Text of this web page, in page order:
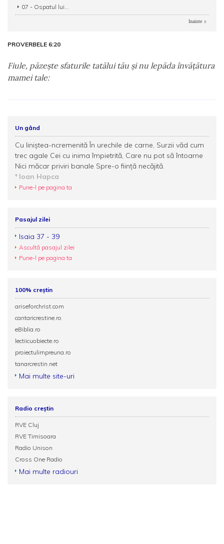
07 - Ospatul lui...
Inainte
PROVERBELE 6:20
Fiule, păzeşte sfaturile tatălui tău şi nu lepăda învăţătura
mamei tale:
Un gând
Cu liniștea-ncremenită În urechile de carne, Surzii văd cum
trec agale Cei cu inima împietrită, Care nu pot să întoarne
Nici măcar priviri banale Spre-o ființă necăjită.
Ioan Hapca
Pune-l pe pagina ta
Pasajul zilei
Isaia 37 - 39
Ascultă pasajul zilei
Pune-l pe pagina ta
100% creștin
ariseforchrist.com
cantaricrestine.ro
eBiblia.ro
lectiicuobiecte.ro
proiectulimpreuna.ro
tanarcrestin.net
Mai multe site-uri
Radio creștin
RVE Cluj
RVE Timisoara
Radio Unison
Cross One Radio
Mai multe radiouri